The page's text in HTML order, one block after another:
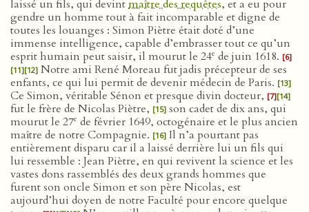
laissé un fils, qui devintmaître des requêtes, et a eu pour
gendre un homme tout à fait incomparable et digne de
toutes les louanges : Simon Piètre était doté d’une
immense intelligence, capable d’embrasser tout ce qu’un
esprit humain peut saisir, il mourut le 24e de juin 1618. [6]
[11][12] Notre ami René Moreau fut jadis précepteur de ses
enfants, ce qui lui permit de devenir médecin de Paris. [13]
Ce Simon, véritable Sénon et presque divin docteur, [7][14]
fut le frère de Nicolas Piètre, [15] son cadet de dix ans, qui
mourut le 27e de février 1649, octogénaire et le plus ancien
maître de notre Compagnie. [16] Il n’a pourtant pas
entièrement disparu car il a laissé derrière lui un fils qui
lui ressemble : Jean Piètre, en qui revivent la science et les
vastes dons rassemblés des deux grands hommes que
furent son oncle Simon et son père Nicolas, est
aujourd’hui doyen de notre Faculté pour encore quelque